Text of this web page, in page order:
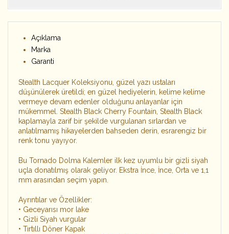
Açıklama
Marka
Garanti
Stealth Lacquer Koleksiyonu, güzel yazı ustaları
düşünülerek üretildi; en güzel hediyelerin, kelime kelime
vermeye devam edenler olduğunu anlayanlar için
mükemmel. Stealth Black Cherry Fountain, Stealth Black
kaplamayla zarif bir şekilde vurgulanan sırlardan ve
anlatılmamış hikayelerden bahseden derin, esrarengiz bir
renk tonu yayıyor.
Bu Tornado Dolma Kalemler ilk kez uyumlu bir gizli siyah
uçla donatılmış olarak geliyor. Ekstra İnce, İnce, Orta ve 1,1
mm arasından seçim yapın.
Ayrıntılar ve Özellikler:
• Geceyarısı mor lake
• Gizli Siyah vurgular
• Tırtıllı Döner Kapak